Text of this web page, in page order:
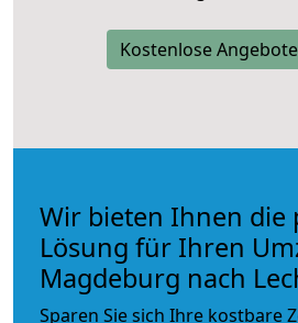
Kostenlose
Wir bieten Ihnen die
Lösung für Ihren
Magdeburg nach
Sparen Sie sich Ihre kostbare